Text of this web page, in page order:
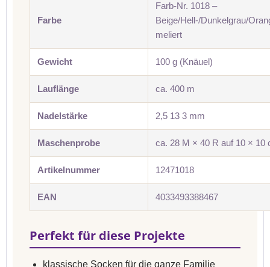
Farbe
Farb-Nr. 1018 –
Beige/Hell-/Dunkelgrau/
meliert
Gewicht 100 g (Knäuel)
Lauflänge ca. 400 m
Nadelstärke 2,5 13 3 mm
Maschenprobe ca. 28 M × 40 R auf 10 × 10
Artikelnummer 12471018
EAN 4033493388467
Perfekt für diese Projekte
klassische Socken für die ganze Familie